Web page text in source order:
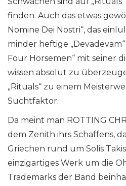
finden. Auch das etwas
Nomine Dei Nostri“, das
minder heftige
Four Horsemen“ mit seiner
wissen absolut zu
„Rituals“ zu einem
Suchtfaktor.
Da meint man ROTTING
dem Zenith ihrs Schaffens,
Griechen rund um Solis
einzigartiges Werk um die
Trademarks der Band